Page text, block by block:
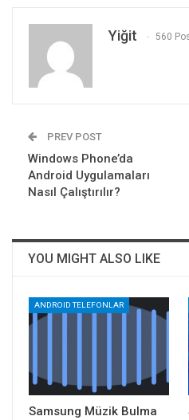
Yiğit 560
PREV POST
Windows Phone’da
Android Uygulamaları
Nasıl Çalıştırılır?
YOU MIGHT ALSO LIKE
ANDROID TELEFONLAR
Samsung Müzik Bulma